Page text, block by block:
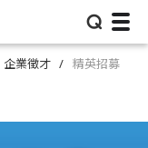
⌕
企業徵才 精英招募